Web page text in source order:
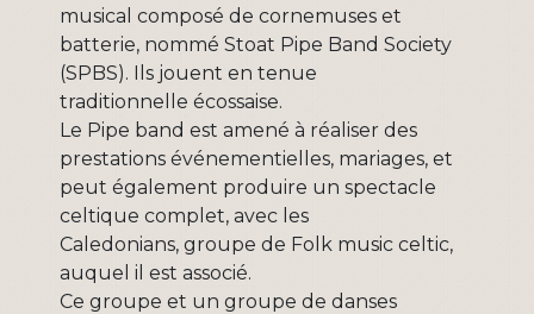
musical composé de cornemuses et
batterie, nommé Stoat Pipe Band Society
(SPBS). Ils jouent en tenue
traditionnelle écossaise.
Le Pipe band est amené à réaliser des
prestations événementielles, mariages, et
peut également produire un spectacle
celtique complet, avec les
Caledonians, groupe de Folk music celtic,
auquel il est associé.
Ce groupe et un groupe de danses